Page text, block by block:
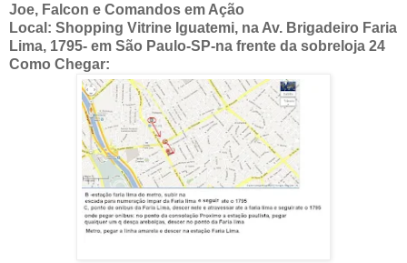
Joe, Falcon e Comandos em Ação
Local: Shopping Vitrine Iguatemi, na Av. Brigadeiro Faria
Lima, 1795- em São Paulo-SP-na frente da sobreloja 24
Como Chegar: